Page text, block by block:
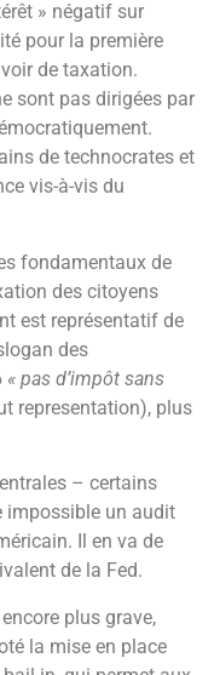
» négatif sur
pour la première
de taxation.
sont pas dirigées par
de technocrates et
vis-à-vis du
fondamentaux de
des citoyens
est représentatif de
des
« pas d’impôt sans
representation), plus
– certains
impossible un audit
Il en va de
de la Fed.
plus grave,
la mise en place